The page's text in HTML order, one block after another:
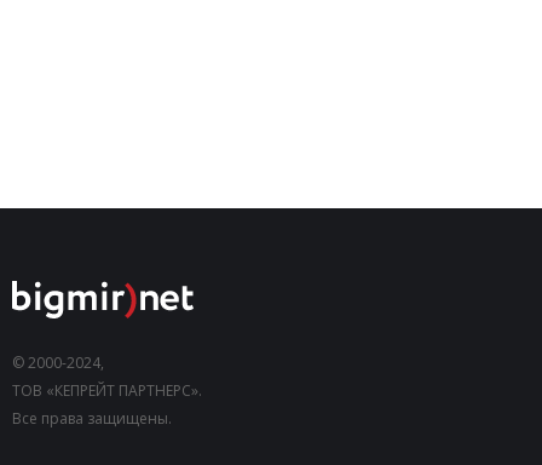
© 2000-2024,
ТОВ «КЕПРЕЙТ ПАРТНЕРС».
Все права защищены.